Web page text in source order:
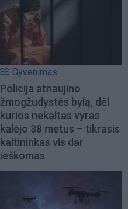
Gyvenimas
Policija atnaujino
žmogžudystės bylą, dėl
kurios nekaltas vyras
kalėjo 38 metus – tikrasis
kaltininkas vis dar
ieškomas